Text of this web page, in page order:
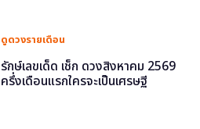
ดูดวงรายเดือน
รักษ์เลขเด็ด เช็ก ดวงสิงหาคม 2569
ครึ่งเดือนแรกใครจะเป็นเศรษฐี